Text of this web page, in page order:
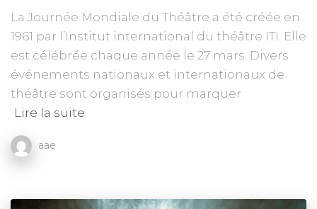
La Journée Mondiale du Théâtre a été créée en
1961 par l’Institut international du théâtre ITI. Elle
est célébrée chaque année le 27 mars. Divers
événements nationaux et internationaux de
théâtre sont organisés pour marquer
Lire la suite
aae